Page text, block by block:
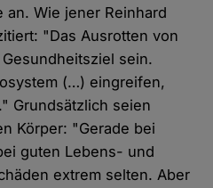
an. Wie jener Reinhard
"Das Ausrotten von
sein.
(…) eingreifen,
Grundsätzlich seien
Körper: "Gerade bei
guten Lebens- und
extrem selten. Aber